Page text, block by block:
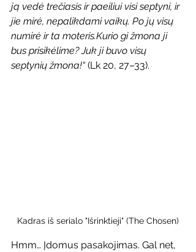
ją vedė trečiasis ir paeiliui visi septyni, ir
jie mirė, nepalikdami vaikų. Po jų visų
numirė ir ta moteris.Kurio gi žmona ji
bus prisikėlime? Juk ji buvo visų
septynių žmona!“ (Lk 20, 27–33).
Kadras iš serialo "Išrinktieji" (The Chosen)
Hmm… Įdomus pasakojimas. Gal net,